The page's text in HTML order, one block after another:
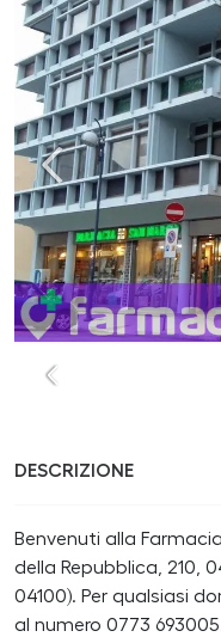
DESCRIZIONE
Benvenuti alla
della Repubblica, 210,
04100). Per qualsiasi
al numero 0773